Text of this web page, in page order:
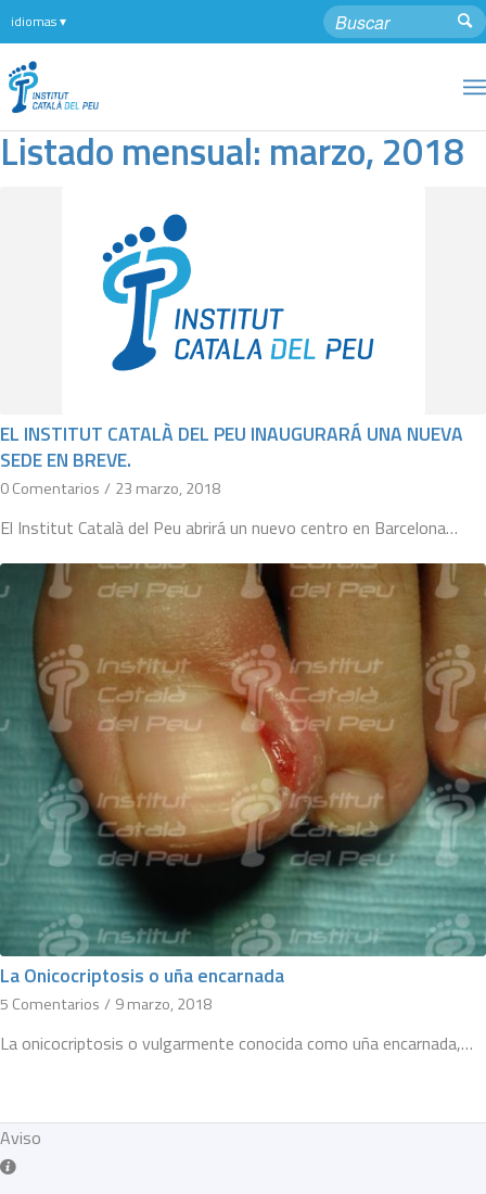
Listado mensual: marzo, 2018
EL INSTITUT CATALÀ DEL PEU INAUGURARÁ UNA NUEVA
SEDE EN BREVE.
0 Comentarios / 23 marzo, 2018
El Institut Català del Peu abrirá un nuevo centro en Barcelona…
La Onicocriptosis o uña encarnada
5 Comentarios / 9 marzo, 2018
La onicocriptosis o vulgarmente conocida como uña encarnada,…
Aviso